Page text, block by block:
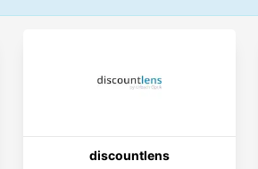
discountlens